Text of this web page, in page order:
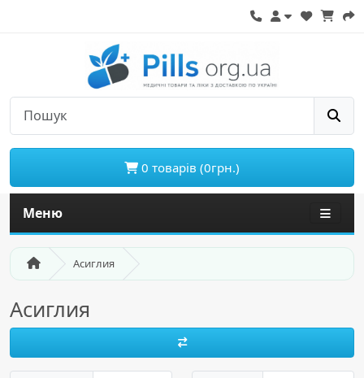
0 товарів (0грн.)
Меню
Асиглия
Асиглия